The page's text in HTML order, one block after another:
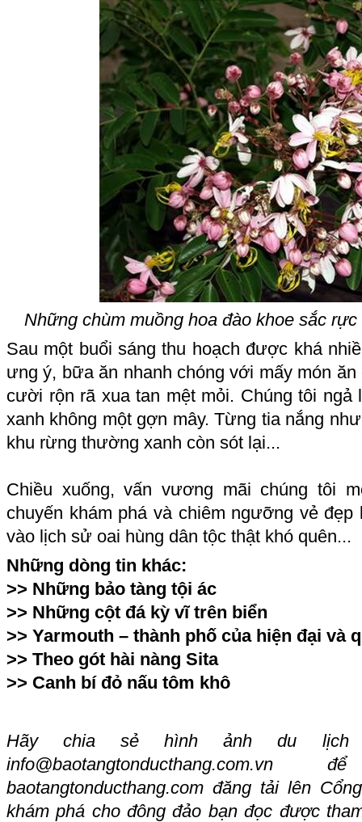
Những chùm muồng hoa đào khoe sắc
Sau một buổi sáng thu hoạch được khá
ưng ý, bữa ăn nhanh chóng với mấy món
cười rộn rã xua tan mệt mỏi. Chúng tôi
xanh không một gợn mây. Từng tia nắng
khu rừng thường xanh còn sót lại...
Chiều xuống, vấn vương mãi chúng tôi
chuyến khám phá và chiêm ngưỡng vẻ
vào lịch sử oai hùng dân tộc thật khó quên...
Những dòng tin khác:
>> Những bảo tàng tội ác
>> Những cột đá kỳ vĩ trên biển
>> Yarmouth – thành phố của hiện đại và
>> Theo gót hài nàng Sita
>> Canh bí đỏ nấu tôm khô
Hãy chia sẻ hình ảnh du
info@baotangtonducthang.com.vn
baotangtonducthang.com đăng tải lên
khám phá cho đông đảo bạn đọc được